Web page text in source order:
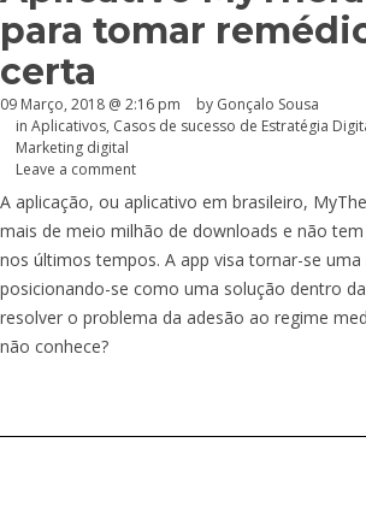
para tomar
certa
09 Março, 2018 @ 2:16 pm by Gonçalo Sousa
in Aplicativos, Casos de sucesso de Estratégia
Marketing digital
Leave a comment
A aplicação, ou aplicativo em brasileiro,
mais de meio milhão de downloads e não
nos últimos tempos. A app visa tornar-se uma
posicionando-se como uma solução dentro
resolver o problema da adesão ao regime
não conhece?